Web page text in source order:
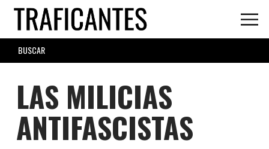
Skip
main
content
SEARCH
FORM
LAS MILICIAS
ANTIFASCISTAS